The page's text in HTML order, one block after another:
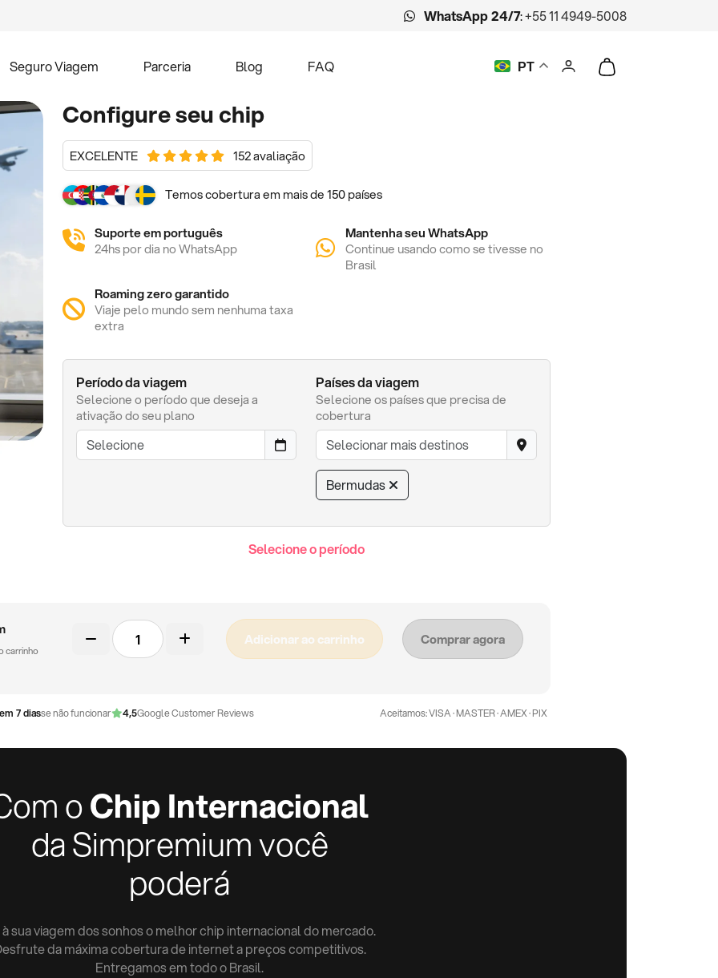
WhatsApp 24/7:+55 11 4949-5008
Seguro Viagem Parceria Blog FAQ PT
Configure seu chip
EXCELENTE 152 avaliação
Temos cobertura em mais de 150 países
Suporte em português
24hs por dia no WhatsApp
Mantenha seu WhatsApp
Continue usando como se tivesse no
Brasil
Roaming zero garantido
Viaje pelo mundo sem nenhuma taxa
extra
Período da viagem
Selecione o período que deseja a
ativação do seu plano
Países da viagem
Selecione os países que precisa de
cobertura
Bermudas
Selecione o período
carrinho
Chip
físico
Adicionar ao carrinho Comprar agora
7 diasse não funcionar 4,5Google Customer Reviews Aceitamos: VISA · MASTER · AMEX · PIX
oChip Internacional
da Simpremium você
poderá
sua viagem dos sonhos o melhor chip internacional do mercado.
da máxima cobertura de internet a preços competitivos.
Entregamos em todo o Brasil.